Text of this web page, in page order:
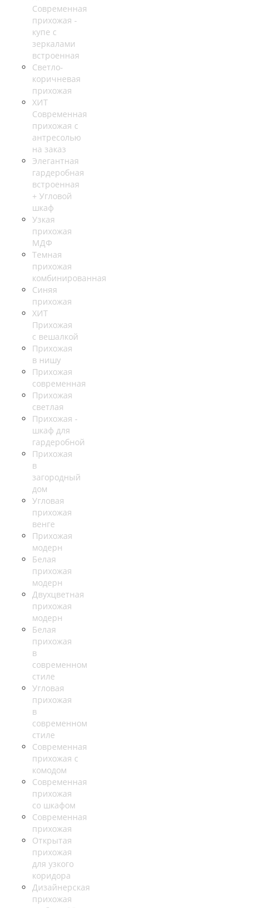
Современная
прихожая -
купе с
зеркалами
встроенная
Светло-
коричневая
прихожая
ХИТ
Современная
прихожая с
антресолью
на заказ
Элегантная
гардеробная
встроенная
+ Угловой
шкаф
Узкая
прихожая
МДФ
Темная
прихожая
комбинированная
Синяя
прихожая
ХИТ
Прихожая
с вешалкой
Прихожая
в нишу
Прихожая
современная
Прихожая
светлая
Прихожая -
шкаф для
гардеробной
Прихожая
в
загородный
дом
Угловая
прихожая
венге
Прихожая
модерн
Белая
прихожая
модерн
Двухцветная
прихожая
модерн
Белая
прихожая
в
современном
стиле
Угловая
прихожая
в
современном
стиле
Современная
прихожая с
комодом
Современная
прихожая
со шкафом
Современная
прихожая
Открытая
прихожая
для узкого
коридора
Дизайнерская
прихожая